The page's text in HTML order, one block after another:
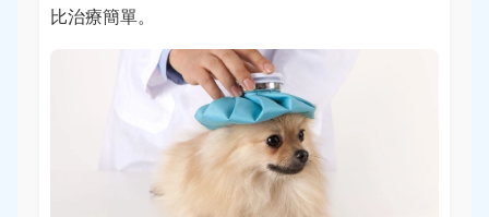
比治療簡單。